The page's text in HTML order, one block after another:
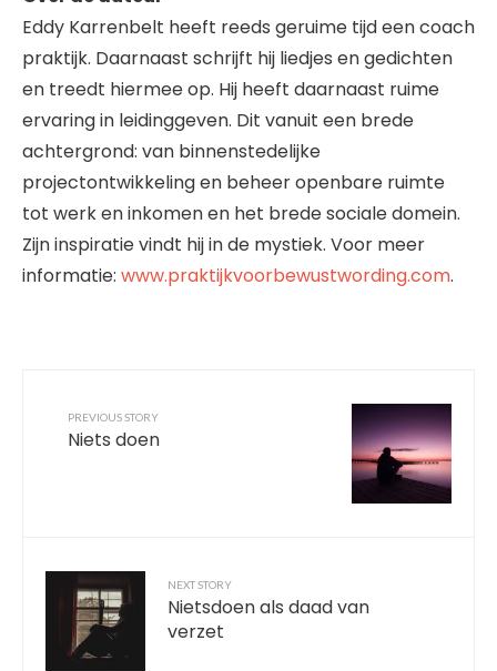
Eddy Karrenbelt heeft reeds geruime tijd een coach
praktijk. Daarnaast schrijft hij liedjes en gedichten
en treedt hiermee op. Hij heeft daarnaast ruime
ervaring in leidinggeven. Dit vanuit een brede
achtergrond: van binnenstedelijke
projectontwikkeling en beheer openbare ruimte
tot werk en inkomen en het brede sociale domein.
Zijn inspiratie vindt hij in de mystiek. Voor meer
informatie: www.praktijkvoorbewustwording.com.
PREVIOUS STORY
Niets doen
NEXT STORY
Nietsdoen als daad van
verzet